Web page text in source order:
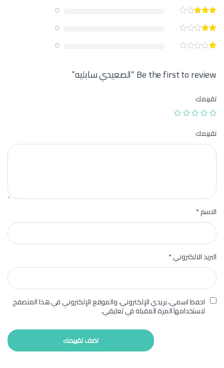
0
0
0
Be the first to review “الصعيدي سابليه”
تقييمك
تقييمك
الاسم*
البريد الالكتروني*
احفظ اسمي، بريدي الإلكتروني، والموقع الإلكتروني في هذا المتصفح
لاستخدامها المرة المقبلة في تعليقي.